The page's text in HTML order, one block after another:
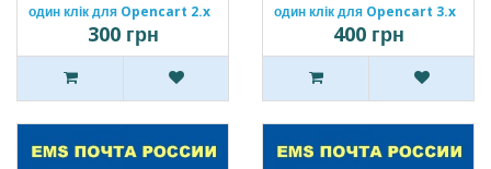
один клік для Opencart 2.x
[OCMOD]300 грн
один клік для Opencart 3.x
[OCMOD]400 грн